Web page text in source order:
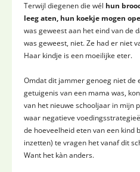
Terwijl diegenen die wél hun
leeg aten, hun koekje mogen
was geweest aan het eind van de
was geweest, niet. Ze had er niet
Haar kindje is een moeilijke eter.
Omdat dit jammer genoeg niet de
getuigenis van een mama was,
van het nieuwe schooljaar in mijn
waar negatieve
de hoeveelheid eten van een kind
inzetten) te vragen het vanaf dit
Want het kàn anders.